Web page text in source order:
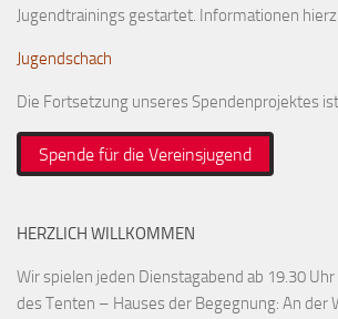
Jugendtrainings gestartet. Informationen
Jugendschach
Die Fortsetzung unseres Spendenprojektes
Spende für die Vereinsjugend
HERZLICH WILLKOMMEN
Wir spielen jeden Dienstagabend ab 19.30
des Tenten – Hauses der Begegnung: An der